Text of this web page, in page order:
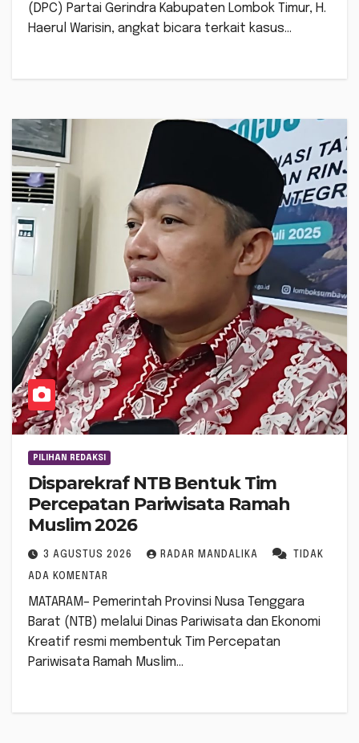
(DPC) Partai Gerindra Kabupaten Lombok Timur, H.
Haerul Warisin, angkat bicara terkait kasus…
PILIHAN REDAKSI
Disparekraf NTB Bentuk Tim
Percepatan Pariwisata Ramah
Muslim 2026
3 AGUSTUS 2026 RADAR MANDALIKA TIDAK
ADA KOMENTAR
MATARAM– Pemerintah Provinsi Nusa Tenggara
Barat (NTB) melalui Dinas Pariwisata dan Ekonomi
Kreatif resmi membentuk Tim Percepatan
Pariwisata Ramah Muslim…